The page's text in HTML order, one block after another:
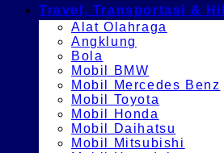
Travel, Transportasi &
Alat Olahraga
Angklung
Bola
Mobil BMW
Mobil Mercedes Benz
Mobil Toyota
Mobil Honda
Mobil Daihatsu
Mobil Mitsubishi